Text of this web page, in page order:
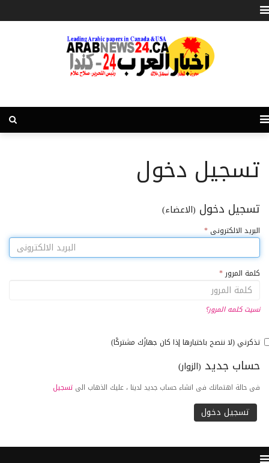
تسجيل دخول
تسجيل دخول (الاعضاء)
البريد الالكترونى *
كلمة المرور *
نسيت كلمه المرور؟
تذكرني (لا ننصح باختيارها إذا كان جهازًك مشتركًا)
حساب جديد (الزوار)
فى حالة اهتماتك فى انشاء حساب جديد لدينا ، عليك الذهاب الى تسجيل